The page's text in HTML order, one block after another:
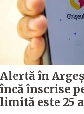
Alertă în
încă înscrise
limită este 25